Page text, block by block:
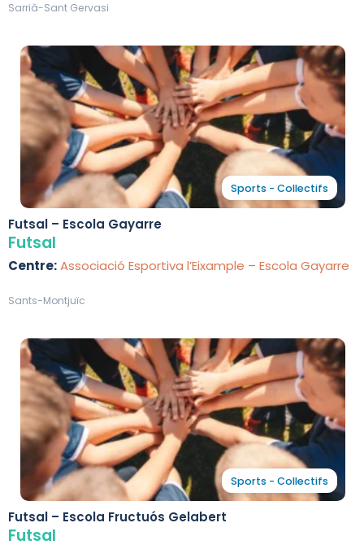
Sarrià-Sant Gervasi
Sports - Collectifs
Futsal – Escola Gayarre
Futsal
Centre:Associació Esportiva l’Eixample – Escola Gayarre
Sants-Montjuïc
Sports - Collectifs
Futsal – Escola Fructuós Gelabert
Futsal